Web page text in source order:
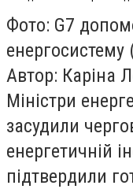
Фото: G7
Автор: Каріна
Міністри
засудили
енергетичній
підтвердили